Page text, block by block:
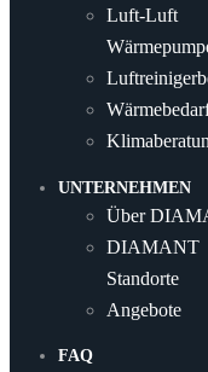
Luft-Luft
UNTERNEHMEN
Über
DIAMANT
Standorte
Angebote
FAQ